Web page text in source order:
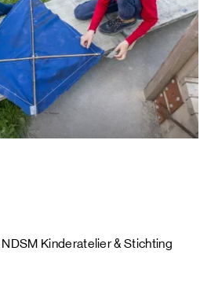
NDSM Kinderatelier & Stichting